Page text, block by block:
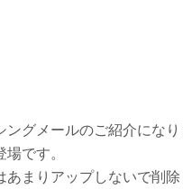
グメールのご紹介になり
です。
まりアップしないで削